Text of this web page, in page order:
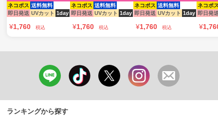
ネコポス 送料無料
即日発送 UVカット 1day
¥1,760 税込
ネコポス 送料無料
即日発送 UVカット 1day
¥1,760 税込
ネコポス 送料無料
即日発送 UVカット 1day
¥1,760 税込
ネコポ
即日発
¥
ランキングから探す